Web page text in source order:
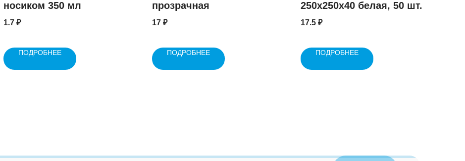
носиком 350 мл
1.7 ₽
ПОДРОБНЕЕ
прозрачная
17 ₽
ПОДРОБНЕЕ
250x250x40 белая, 50 шт.
17.5 ₽
ПОДРОБНЕЕ